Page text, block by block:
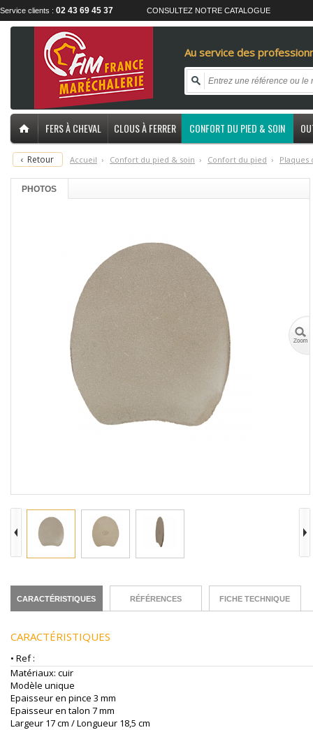
Service clients : 02 43 69 45 37 CONSULTEZ NOTRE CATALOGUE
Au service des
FERS À CHEVAL CLOUS À FERRER CONFORT DU PIED & SOIN
‹ Retour Accueil › Confort du pied & soin › Confort du pied › Plaques
PHOTOS
CARACTÉRISTIQUES RÉFÉRENCES FICHE TECHNIQUE
CARACTÉRISTIQUES
• Ref :
Matériaux: cuir
Modèle unique
Epaisseur en pince 3 mm
Epaisseur en talon 7 mm
Largeur 17 cm / Longueur 18,5 cm